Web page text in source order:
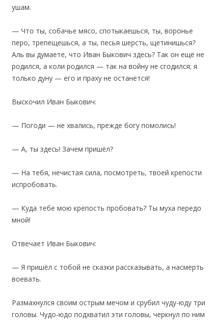
ушам.
— Что ты, собачье мясо, спотыкаешься, ты, воронье
перо, трепещешься, а ты, песья шерсть, щетинишься?
Аль вы думаете, что Иван Быкович здесь? Так он ещё не
родился, а коли родился — так на войну не сгодился; я
только дуну — его и праху не останется!
Выскочил Иван Быкович:
— Погоди — не хвались, прежде богу помолись!
— А, ты здесь! Зачем пришёл?
— На тебя, нечистая сила, посмотреть, твоей крепости
испробовать.
— Куда тебе мою крепость пробовать? Ты муха передо
мной!
Отвечает Иван Быкович:
— Я пришёл с тобой не сказки рассказывать, а насмерть
воевать.
Размахнулся своим острым мечом и срубил чуду-юду три
головы. Чудо-юдо подхватил эти головы, черкнул по ним